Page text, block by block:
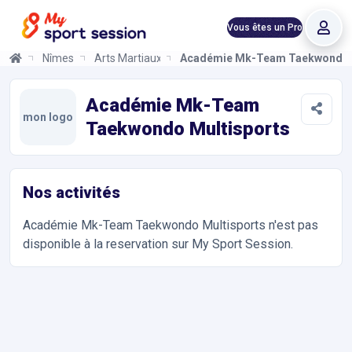
Vous êtes un Pro
Nîmes Arts Martiaux Académie Mk-Team
mon logo
Académie Mk-Team
Taekwondo Multisports
Nos activités
Académie Mk-Team Taekwondo Multisports n'est pas
disponible à la reservation sur My Sport Session.